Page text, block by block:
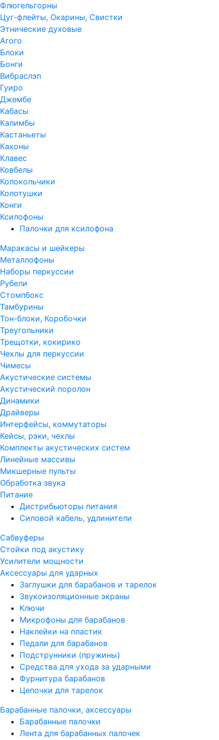
Флюгельгорны
Цуг-флейты, Окарины, Свистки
Этнические духовые
Агого
Блоки
Бонги
Вибраслэп
Гуиро
Джембе
Кабасы
Калимбы
Кастаньеты
Кахоны
Клавес
Ковбелы
Колокольчики
Колотушки
Конги
Ксилофоны
Палочки для ксилофона
Маракасы и шейкеры
Металлофоны
Наборы перкуссии
Рубели
Стомпбокс
Тамбурины
Тон-блоки, Коробочки
Треугольники
Трещотки, кокирико
Чехлы для перкуссии
Чимесы
Акустические системы
Акустический поролон
Динамики
Драйверы
Интерфейсы, коммутаторы
Кейсы, рэки, чехлы
Комплекты акустических систем
Линейные массивы
Микшерные пульты
Обработка звука
Питание
Дистрибьюторы питания
Силовой кабель, удлинители
Сабвуферы
Стойки под акустику
Усилители мощности
Аксессуары для ударных
Заглушки для барабанов и тарелок
Звукоизоляционные экраны
Ключи
Микрофоны для барабанов
Наклейки на пластик
Педали для барабанов
Подструнники (пружины)
Средства для ухода за ударными
Фурнитура барабанов
Цепочки для тарелок
Барабанные палочки, аксессуары
Барабанные палочки
Лента для барабанных палочек